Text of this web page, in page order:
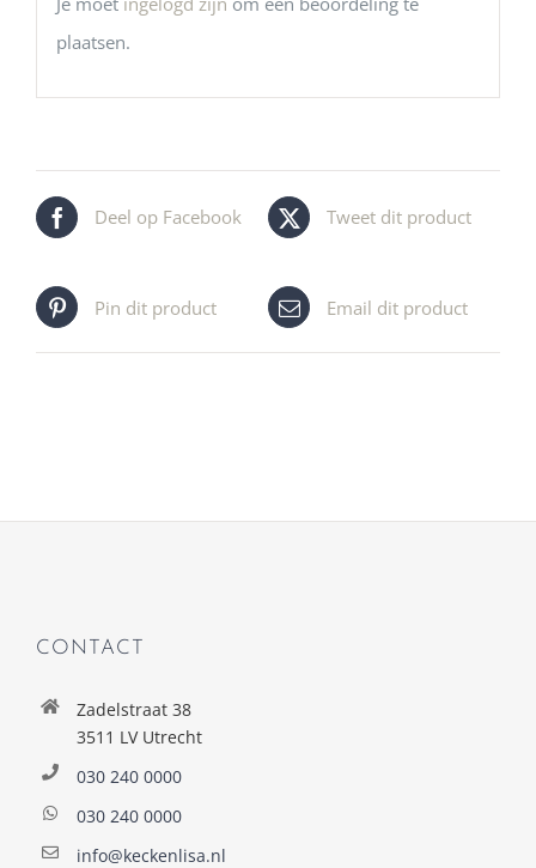
plaatsen.
Deel op Facebook Tweet dit product
Pin dit product Email dit product
CONTACT
Zadelstraat 38
3511 LV Utrecht
030 240 0000
030 240 0000
info@keckenlisa.nl